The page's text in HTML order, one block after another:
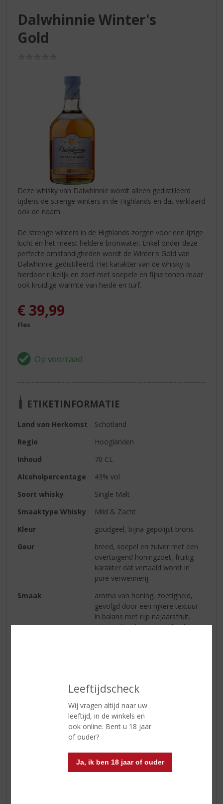
Leeftijdscheck
Wij vragen altijd naar uw
leeftijd, in de winkels en
ook online. Bent u 18 jaar
of ouder?
Ja, ik ben 18 jaar of ouder
Dalwhinnie Winter's
Gold
Deze whisky van Dalwhinnie wordt alleen gedistilleerd
tijdens de strenge winters in de Highlands en dat verklaard
ook de naam.
De strenge winters in de Highlands zorgen voor een ijzige
lucht en het meest heldere bronwater. Enkel onder deze
perfecte omstandigheden wordt de Winter's Gold van
Dalwhinnie gedistilleerd. Het karakter van de whisky is
hierdoor rijkelijk en zoet met soepele en fijne tonen maar
ook kruidige warmte van heide en turf.
€ 39,99
Fles
ETIKETINFORMATIE
Land van Herkomst
Schotland
Regio
Hooglanden
Inhoud
70 CL
Alcoholpercentage
43% vol
Soort whisky
Single Malt
Smaaktype Whisky
Mild & Zacht
Kleur
goudgeel, bijna gepolijst brons
Geur
breed, soepel en zuiver met een
overtuigend honingzoet, fruitig
karakter dat vertaald wordt in
pure verwennerij
Smaak
aroma van honing, zoetigheid,
gevolgd door een rijkere textuur
in balans met rijp najaarsfruit.
Pittig gekruid met peperkoek en
subliem en hartverwarmend,
soepel en smeuïg met zoete
mout, rozijnen en pure chocolade
uitgegroeid tot lichte aromatische
hints van dadels en sandelhout
Reviews